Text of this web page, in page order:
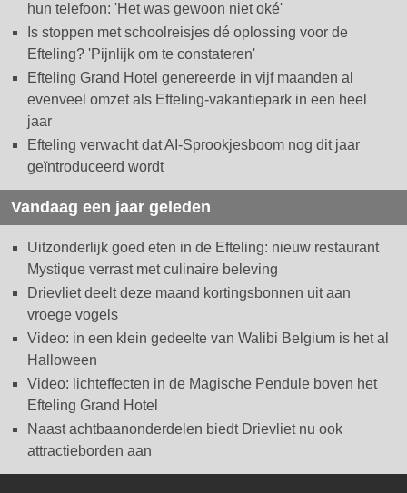
hun telefoon: 'Het was gewoon niet oké'
Is stoppen met schoolreisjes dé oplossing voor de
Efteling? 'Pijnlijk om te constateren'
Efteling Grand Hotel genereerde in vijf maanden al
evenveel omzet als Efteling-vakantiepark in een heel
jaar
Efteling verwacht dat AI-Sprookjesboom nog dit jaar
geïntroduceerd wordt
Vandaag een jaar geleden
Uitzonderlijk goed eten in de Efteling: nieuw restaurant
Mystique verrast met culinaire beleving
Drievliet deelt deze maand kortingsbonnen uit aan
vroege vogels
Video: in een klein gedeelte van Walibi Belgium is het al
Halloween
Video: lichteffecten in de Magische Pendule boven het
Efteling Grand Hotel
Naast achtbaanonderdelen biedt Drievliet nu ook
attractieborden aan